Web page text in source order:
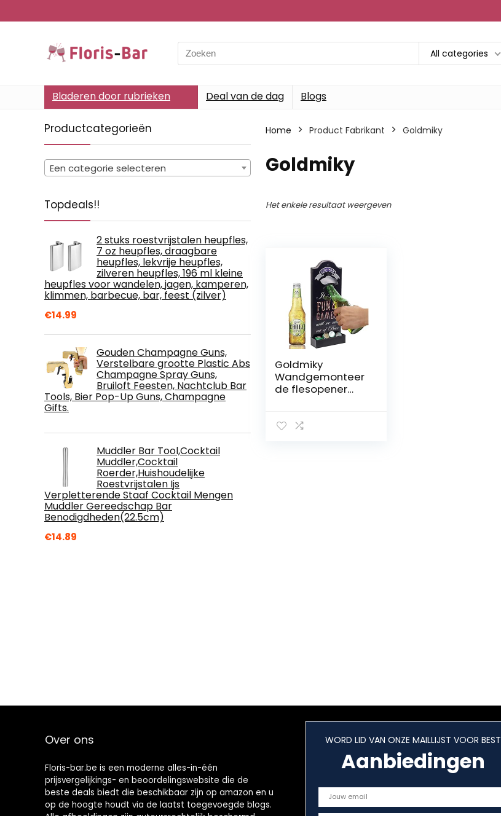
Search
for:
All categories
Bladeren door rubrieken Deal van de dag Blogs
Productcategorieën
Een categorie selecteren
Topdeals!!
2 stuks roestvrijstalen heupfles,
7 oz heupfles, draagbare
heupfles, lekvrije heupfles,
zilveren heupfles, 196 ml kleine
heupfles voor wandelen, jagen, kamperen,
klimmen, barbecue, bar, feest (zilver)
€14.99
Gouden Champagne Guns,
Verstelbare grootte Plastic Abs
Champagne Spray Guns,
Bruiloft Feesten, Nachtclub Bar
Tools, Bier Pop-Up Guns, Champagne
Gifts.
Muddler Bar Tool,Cocktail
Muddler,Cocktail
Roerder,Huishoudelijke
Roestvrijstalen Ijs
Verpletterende Staaf Cocktail Mengen
Muddler Gereedschap Bar
Benodigdheden(22.5cm)
€14.89
Home Product Fabrikant ‎Goldmiky
‎Goldmiky
Het enkele resultaat weergeven
Goldmiky
Wandgemonteer
de flesopener
Accessoires,
Over ons
Floris-bar.be is een moderne alles-in-één
prijsvergelijkings- en beoordelingswebsite die de
beste deals biedt die beschikbaar zijn op amazon en u
op de hoogte houdt via de laatst toegevoegde blogs.
Alle afbeeldingen zijn auteursrechtelijk beschermd
WORD LID VAN ONZE MAILLIJST VOOR BEST
Aanbiedingen